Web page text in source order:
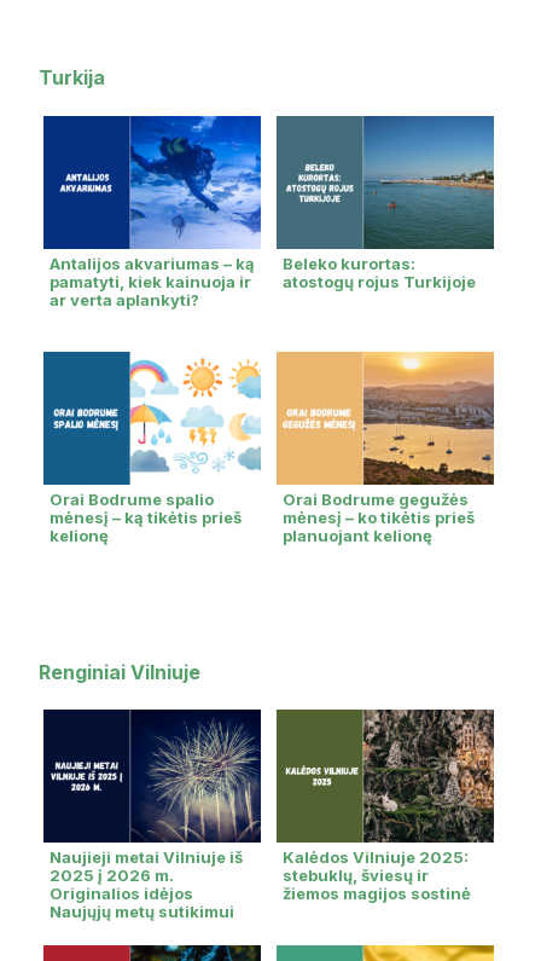
Turkija
Antalijos akvariumas – ką
pamatyti, kiek kainuoja ir
ar verta aplankyti?
Beleko kurortas:
atostogų rojus Turkijoje
Orai Bodrume spalio
mėnesį – ką tikėtis prieš
kelionę
Orai Bodrume gegužės
mėnesį – ko tikėtis prieš
planuojant kelionę
Renginiai Vilniuje
Naujieji metai Vilniuje iš
2025 į 2026 m.
Originalios idėjos
Naujųjų metų sutikimui
Kalėdos Vilniuje 2025:
stebuklų, šviesų ir
žiemos magijos sostinė